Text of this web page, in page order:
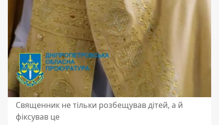
Священник не тільки розбещував дітей, а й
фіксував це